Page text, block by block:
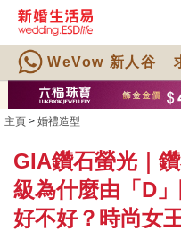
WeVow 新人谷
主頁 > 婚禮造型
GIA鑽石螢光｜
級為什麼由「D
好不好？時尚女